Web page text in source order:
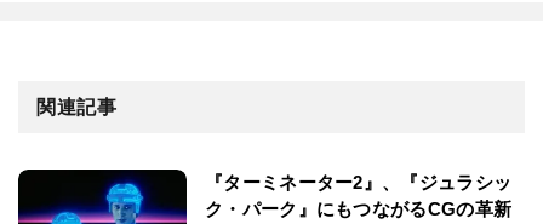
関連記事
『ターミネーター2』、『ジュラシッ
ク・パーク』にもつながるCGの革新